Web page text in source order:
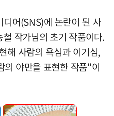
어(SNS)에 논란이 된 사
작가님의 초기 작품이다.
해 사람의 욕심과 이기심,
의 야만을 표현한 작품"이